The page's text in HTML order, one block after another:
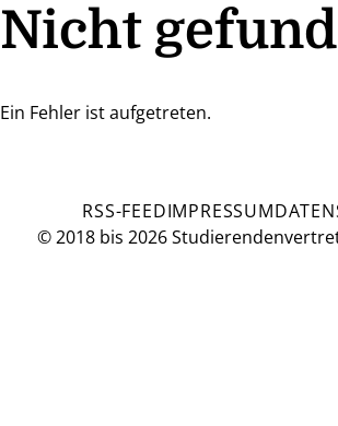
Nicht
Ein Fehler ist aufgetreten.
© 2018 bis 2026
RSS-FEEDIMPRESSUM